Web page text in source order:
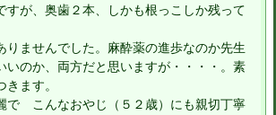
すが、奥歯２本、しかも根っこしか残って
りませんでした。麻酔薬の進歩なのか先生
いのか、両方だと思いますが・・・・。素
ます。
で こんなおやじ（５２歳）にも親切丁寧